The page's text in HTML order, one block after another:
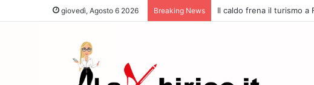
giovedì, Agosto 6 2026 Breaking News Il caldo frena il turismo a